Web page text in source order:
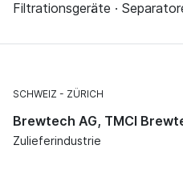
Filtrationsgeräte ·
SCHWEIZ ZÜRICH
Brewtech AG, TMCI
Zulieferindustrie